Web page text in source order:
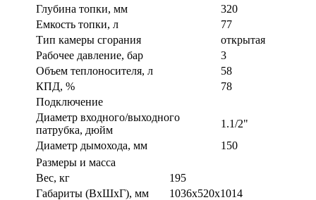
Глубина топки, мм
320
Емкость топки, л
77
Тип камеры сгорания
открытая
Рабочее давление, бар
3
Объем теплоносителя, л
58
КПД, %
78
Подключение
Диаметр входного/выходного
патрубка, дюйм
1.1/2"
Диаметр дымохода, мм
150
Размеры и масса
Вес, кг
195
Габариты (ВxШxГ), мм
1036x520x1014